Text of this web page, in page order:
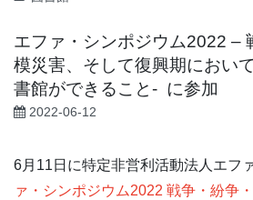
エファ・シンポジウム2022 –
模災害、そして復興期におい
書館ができること- に参加
2022-06-12
6月11日に特定非営利活動法人エフ
ァ・シンポジウム2022 戦争・紛争